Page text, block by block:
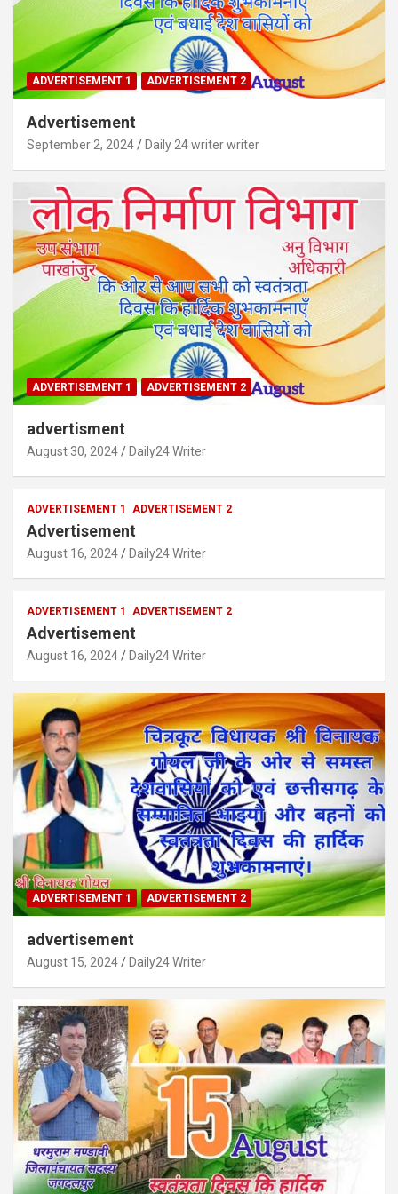
ADVERTISEMENT 1 ADVERTISEMENT 2
Advertisement
September 2, 2024 Daily 24 writer writer
ADVERTISEMENT 1 ADVERTISEMENT 2
advertisment
August 30, 2024 Daily24 Writer
ADVERTISEMENT 1 ADVERTISEMENT 2
Advertisement
August 16, 2024 Daily24 Writer
ADVERTISEMENT 1 ADVERTISEMENT 2
Advertisement
August 16, 2024 Daily24 Writer
ADVERTISEMENT 1 ADVERTISEMENT 2
advertisement
August 15, 2024 Daily24 Writer